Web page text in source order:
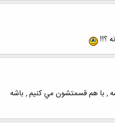
؟!!
, با هم قسمتشون مي كنيم , باشه